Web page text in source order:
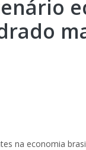
na economia